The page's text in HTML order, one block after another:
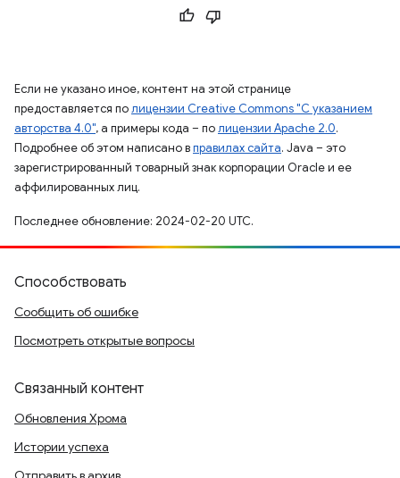
Если не указано иное, контент на этой странице
предоставляется полицензии Creative Commons "С указанием
авторства 4.0", а примеры кода – полицензии Apache 2.0.
Подробнее об этом написано вправилах сайта. Java – это
зарегистрированный товарный знак корпорации Oracle и ее
аффилированных лиц.
Последнее обновление: 2024-02-20 UTC.
Способствовать
Сообщить об ошибке
Посмотреть открытые вопросы
Связанный контент
Обновления Хрома
Истории успеха